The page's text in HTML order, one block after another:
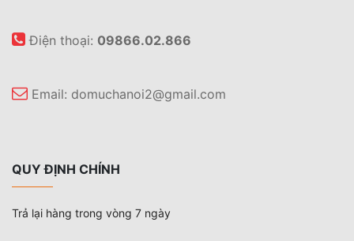
Điện thoại: 09866.02.866
Email: domuchanoi2@gmail.com
QUY ĐỊNH CHÍNH
Trả lại hàng trong vòng 7 ngày